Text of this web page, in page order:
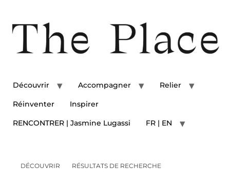
Découvrir Accompagner Relier
Réinventer Inspirer
RENCONTRER | Jasmine Lugassi FR | EN
DÉCOUVRIR RÉSULTATS DE RECHERCHE